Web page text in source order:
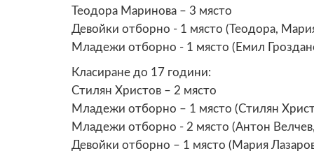
Теодора Маринова – 3 място
Девойки отборно - 1 място (Теодора,
Младежи отборно - 1 място (Емил
Класиране до 17 години:
Стилян Христов – 2 място
Младежи отборно – 1 място (Стилян
Младежи отборно - 2 място (Антон
Девойки отборно – 1 място (Мария